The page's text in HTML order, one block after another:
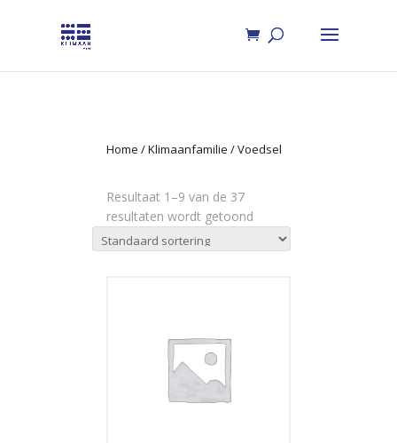
Home /Klimaanfamilie / Voedsel
Resultaat 1–9 van de 37
resultaten wordt getoond